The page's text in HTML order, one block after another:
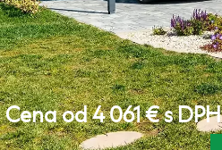
Cena od 4 061 € s DPH